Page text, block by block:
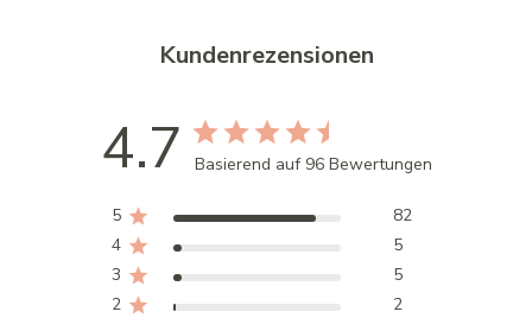
Kundenrezensionen
4.7 Basierend auf 96 Bewertungen
5
82
4
5
3
5
2
2